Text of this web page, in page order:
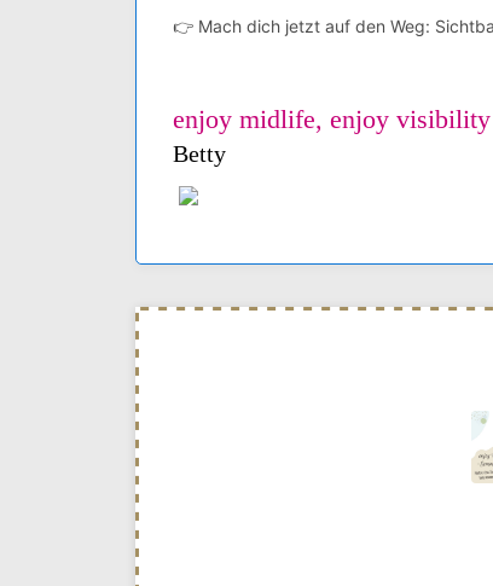
👉 Mach dich jetzt auf den Weg:
enjoy midlife, enjoy visibility
Betty